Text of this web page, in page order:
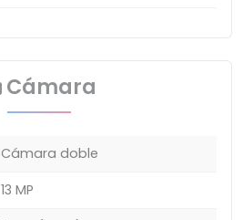
Cámara
Cámara doble
13 MP